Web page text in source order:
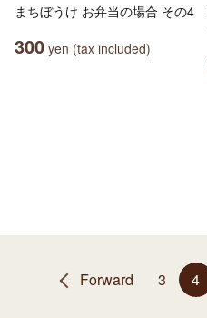
まちぼうけ お弁当の場合 その4
300 yen (tax included)
Forward 3 4